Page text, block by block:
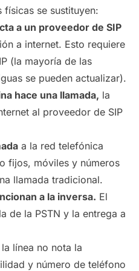
físicas se sustituyen:
a un proveedor de SIP
a internet. Esto requiere
(la mayoría de las
se pueden actualizar).
hace una llamada, la
al proveedor de SIP
a la red telefónica
fijos, móviles y números
llamada tradicional.
a la inversa. El
de la PSTN y la entrega a
línea no nota la
y número de teléfono